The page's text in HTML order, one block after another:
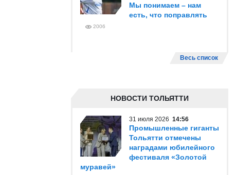
Мы понимаем – нам
есть, что поправлять
2006
Весь список
НОВОСТИ ТОЛЬЯТТИ
31 июля 2026 14:56
Промышленные гиганты
Тольятти отмечены
наградами юбилейного
фестиваля «Золотой
муравей»